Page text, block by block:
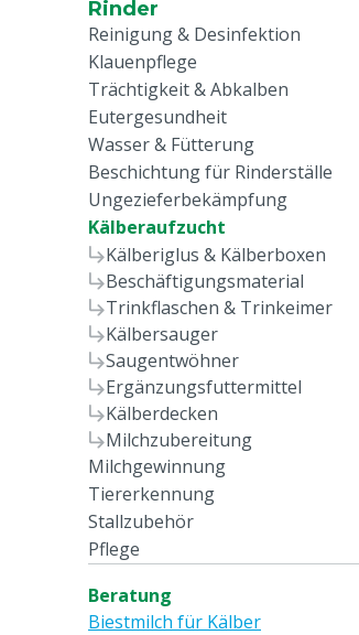
Rinder
Reinigung & Desinfektion
Klauenpflege
Trächtigkeit & Abkalben
Eutergesundheit
Wasser & Fütterung
Beschichtung für Rinderställe
Ungezieferbekämpfung
Kälberaufzucht
Kälberiglus & Kälberboxen
Beschäftigungsmaterial
Trinkflaschen & Trinkeimer
Kälbersauger
Saugentwöhner
Ergänzungsfuttermittel
Kälberdecken
Milchzubereitung
Milchgewinnung
Tiererkennung
Stallzubehör
Pflege
Beratung
Biestmilch für Kälber